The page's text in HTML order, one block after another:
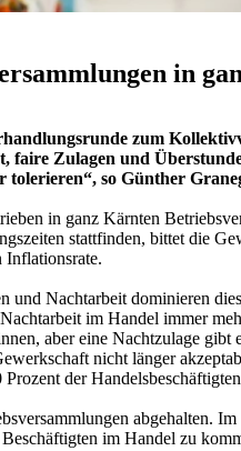
in
zum
faire Zulagen und
so Günther
in ganz Kärnten
stattfinden, bittet die
Inflationsrate.
und Nachtarbeit dominieren
im Handel immer
aber eine Nachtzulage
nicht länger
der
abgehalten.
im Handel zu